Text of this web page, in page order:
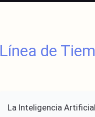
Línea de
La Inteligencia